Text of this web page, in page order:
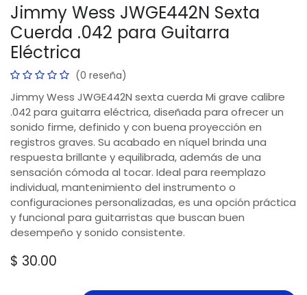
Jimmy Wess JWGE442N Sexta
Cuerda .042 para Guitarra
Eléctrica
(0 reseña)
Jimmy Wess JWGE442N sexta cuerda Mi grave calibre
.042 para guitarra eléctrica, diseñada para ofrecer un
sonido firme, definido y con buena proyección en
registros graves. Su acabado en níquel brinda una
respuesta brillante y equilibrada, además de una
sensación cómoda al tocar. Ideal para reemplazo
individual, mantenimiento del instrumento o
configuraciones personalizadas, es una opción práctica
y funcional para guitarristas que buscan buen
desempeño y sonido consistente.
$ 30.00